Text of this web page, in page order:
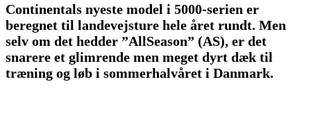
Continentals nyeste model i 5000-serien er
beregnet til landevejsture hele året rundt. Men
selv om det hedder ”AllSeason” (AS), er det
snarere et glimrende men meget dyrt dæk til
træning og løb i sommerhalvåret i Danmark.